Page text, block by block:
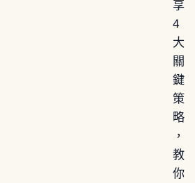
享
4
大
關
鍵
策
略
，
教
你